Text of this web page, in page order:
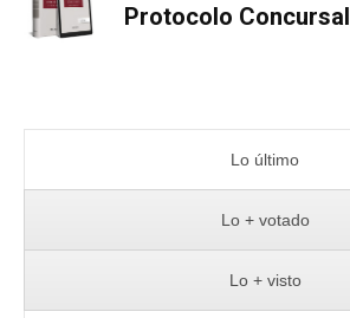
Protocolo Concursal
Lo último
Lo + votado
Lo + visto